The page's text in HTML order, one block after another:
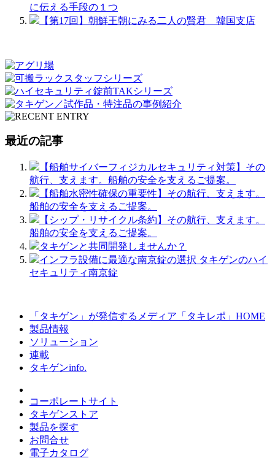
に伝える手段の１つ
【第17回】朝鮮王朝にみる二人の賢君 韓国支店
最近の記事
【船舶サイバーフィジカルセキュリティ対策】その
航行、支えます。船舶の安全を支えるご提案。
【船舶水密性確保の重要性】その航行、支えます。
船舶の安全を支えるご提案。
【シップ・リサイクル条約】その航行、支えます。
船舶の安全を支えるご提案。
タキゲンと共同開発しませんか？
インフラ設備に最適な南京錠の選択 タキゲンのハイ
セキュリティ南京錠
「タキゲン」が発信するメディア「タキレポ」HOME
製品情報
ソリューション
連載
タキゲンinfo.
コーポレートサイト
タキゲンストア
製品を探す
お問合せ
電子カタログ